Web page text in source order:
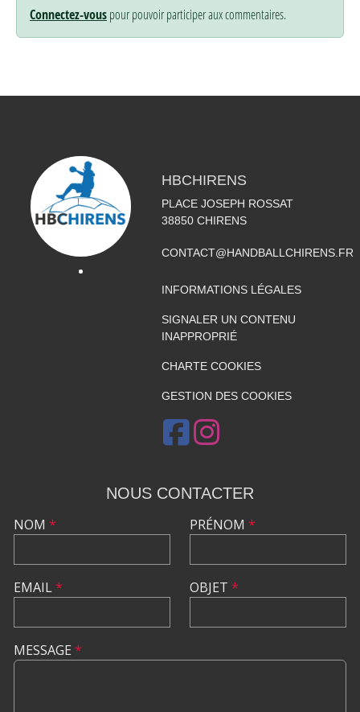
Connectez-vouspour pouvoir participer aux commentaires.
HBCHIRENS
PLACE JOSEPH ROSSAT
38850 CHIRENS
CONTACT@HANDBALLCHIRENS.FR
INFORMATIONS LÉGALES
SIGNALER UN CONTENU
INAPPROPRIÉ
CHARTE COOKIES
GESTION DES COOKIES
NOUS CONTACTER
NOM *
EMAIL*
PRÉNOM *
OBJET *
MESSAGE *